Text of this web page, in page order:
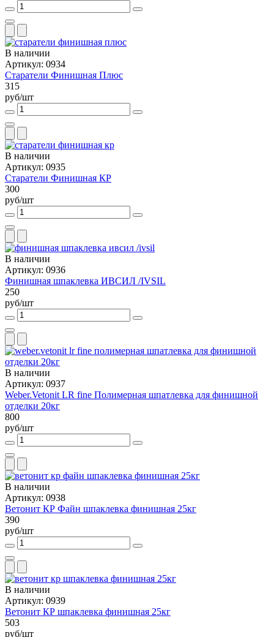
В наличии
Артикул: 0934
Старатели Финишная Плюс
315
руб/шт
В наличии
Артикул: 0935
Старатели Финишная КР
300
руб/шт
В наличии
Артикул: 0936
Финишная шпаклевка ИВСИЛ /IVSIL
250
руб/шт
В наличии
Артикул: 0937
Weber.Vetonit LR fine Полимерная шпатлевка для финишной
отделки 20кг
800
руб/шт
В наличии
Артикул: 0938
Ветонит КР Файн шпаклевка финишная 25кг
390
руб/шт
В наличии
Артикул: 0939
Ветонит КР шпаклевка финишная 25кг
503
руб/шт